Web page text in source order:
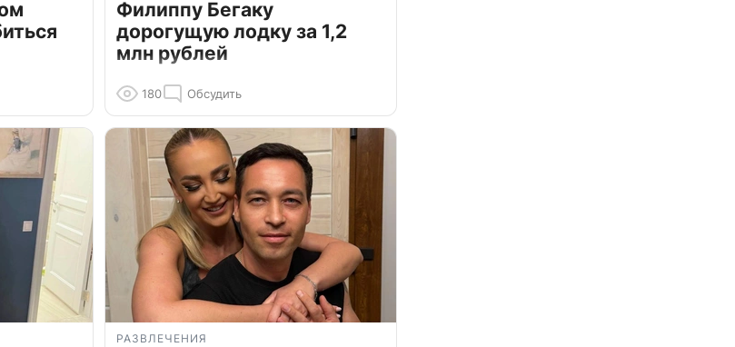
Филиппу Бегаку
дорогущую лодку за 1,2
млн рублей
180 Обсудить
РАЗВЛЕЧЕНИЯ